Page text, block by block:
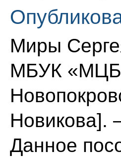
Миры
МБУК
Новикова].
Данное